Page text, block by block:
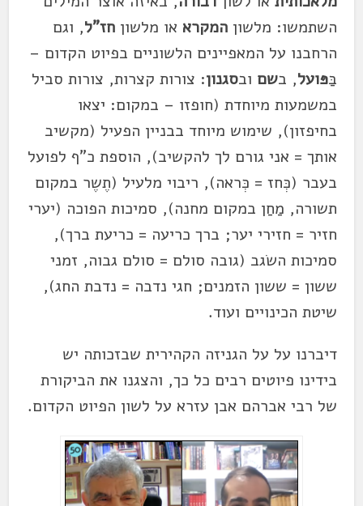
השתמשו: מלשוןהמקרא או מלשוןחז"ל, וגם
הרחבנו על המאפיינים הלשוניים בפיוט הקדום –
בַּפּועל, בשם ובסגנון: צורות קצרות, צורות סביל
במשמעות מיוחדת (חופזו – במקום: יצאו
בחיפזון), שימוש מיוחד בבניין הפעיל (מקשיב
אותך = אני גורם לך להקשיב), הוספת כ"ף לפועל
בעבר (כְּחז = כְּראה), ריבוי מלעיל (תֶשֶר במקום
תשורה, מַחַן במקום מחנה), סמיכות הפוכה (יערי
חזיר = חזירי יער; ברך כריעה = כריעת ברך),
סמיכות השׂגב (גובה סולם = סולם גבוה, זמני
ששון = ששון הזמנים; חגי נדבה = נדבת החג),
שיטת הכינויים ועוד.
דיברנו על על הגניזה הקהירית שבזכותה יש
בידינו פיוטים רבים כל כך, והצגנו את הביקורת
של רבי אברהם אבן עזרא על לשון הפיוט הקדום.